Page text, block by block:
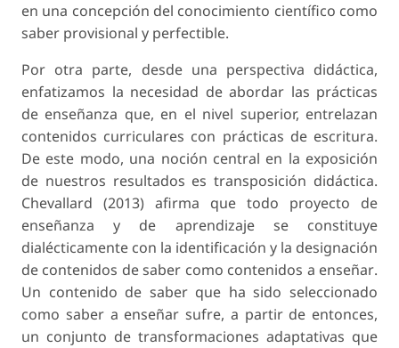
en una concepción del conocimiento científico como
saber provisional y perfectible.
Por otra parte, desde una perspectiva didáctica,
enfatizamos la necesidad de abordar las prácticas
de enseñanza que, en el nivel superior, entrelazan
contenidos curriculares con prácticas de escritura.
De este modo, una noción central en la exposición
de nuestros resultados estransposición didáctica.
Chevallard (2013) afirma que todo proyecto de
enseñanza y de aprendizaje se constituye
dialécticamente con la identificación y la designación
de contenidos de saber como contenidos a enseñar.
Un contenido de saber que ha sido seleccionado
como saber a enseñar sufre, a partir de entonces,
un conjunto de transformaciones adaptativas que